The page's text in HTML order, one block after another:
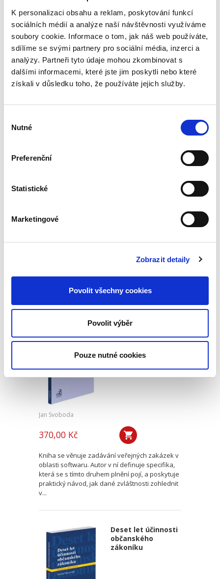
K personalizaci obsahu a reklam, poskytování funkcí
sociálních médií a analýze naší návštěvnosti využíváme
soubory cookie. Informace o tom, jak náš web používáte,
sdílíme se svými partnery pro sociální média, inzerci a
analýzy. Partneři tyto údaje mohou zkombinovat s
dalšími informacemi, které jste jim poskytli nebo které
získali v důsledku toho, že používáte jejich služby.
souhlasu
Nutné
Preferenční
Statistické
Marketingové
Zobrazit detaily
Povolit všechny cookies
Povolit výběr
Pouze nutné cookies
390,00 Kč
Publikace pojednává o předpokladech vzniku
povinnosti nahradit újmu způsobenou zvířetem
podle § 2933 až 2935 ObčZ. Nejde ale pouze o
ryzí teorii, v knize čtenář nalezne srozumitelná
řešení...
nepominutelného dědice, jeho vydědění a
mimořádně aktuální v...
Veřejné zakázky v
oblasti softwaru.
Vendor lock-in a
další specifika
Jan Svoboda
370,00 Kč
Kniha se věnuje zadávání veřejných zakázek v
oblasti softwaru. Autor v ní definuje specifika,
která se s tímto druhem plnění pojí, a poskytuje
praktický návod, jak dané zvláštnosti zohlednit
v...
Deset let účinnosti
občanského
zákoníku